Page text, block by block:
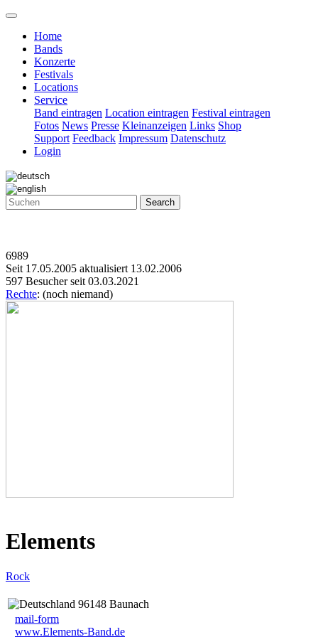
Home
Bands
Konzerte
Festivals
Locations
Service
Band eintragen Location eintragen Festival eintragen
Fotos News Presse Kleinanzeigen Links Shop
Support Feedback Impressum Datenschutz
Login
Search
6989
Seit 17.05.2005 aktualisiert 13.02.2006
597 Besucher seit 03.03.2021
Rechte: (noch niemand)
Elements
Rock
96148 Baunach
mail-form
www.Elements-Band.de